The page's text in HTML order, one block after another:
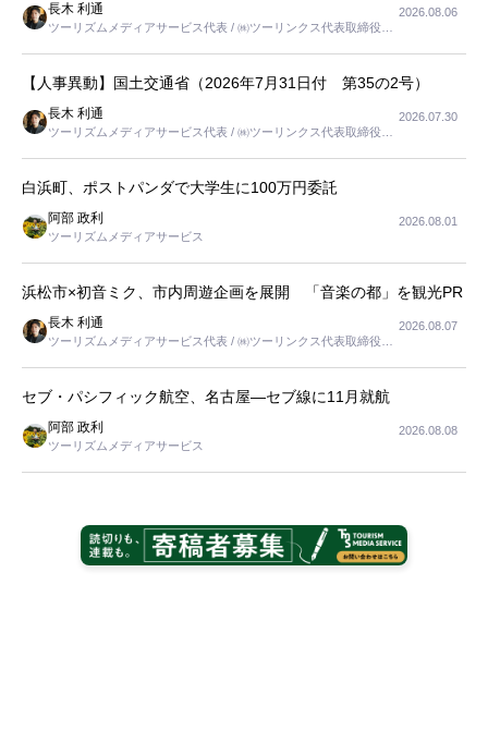
長木 利通
ツーリズムメディアサービス代表 / ㈱ツーリンクス代表取締役社
2026.08.06
【人事異動】国土交通省（2026年7月31日付 第35の2号）
長木 利通
ツーリズムメディアサービス代表 / ㈱ツーリンクス代表取締役社
2026.07.30
白浜町、ポストパンダで大学生に100万円委託
阿部 政利
ツーリズムメディアサービス
2026.08.01
浜松市×初音ミク、市内周遊企画を展開 「音楽の都」を観光PR
長木 利通
ツーリズムメディアサービス代表 / ㈱ツーリンクス代表取締役社
2026.08.07
セブ・パシフィック航空、名古屋―セブ線に11月就航
阿部 政利
ツーリズムメディアサービス
2026.08.08